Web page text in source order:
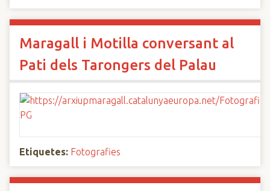
Maragall i Motilla conversant al
Pati dels Tarongers del Palau
Etiquetes: Fotografies